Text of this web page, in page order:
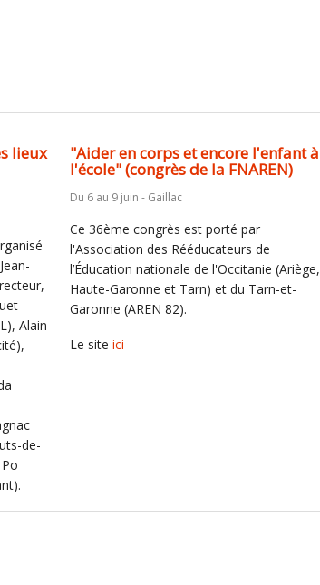
lieux
Alain
de-
"Aider en corps et encore l'enfant à
l'école" (congrès de la FNAREN)
Du 6 au 9 juin - Gaillac
Ce 36ème congrès est porté par
l'Association des Rééducateurs de
l’Éducation nationale de l'Occitanie (Ariège,
Haute-Garonne et Tarn) et du Tarn-et-
Garonne (AREN 82).
Le site ici